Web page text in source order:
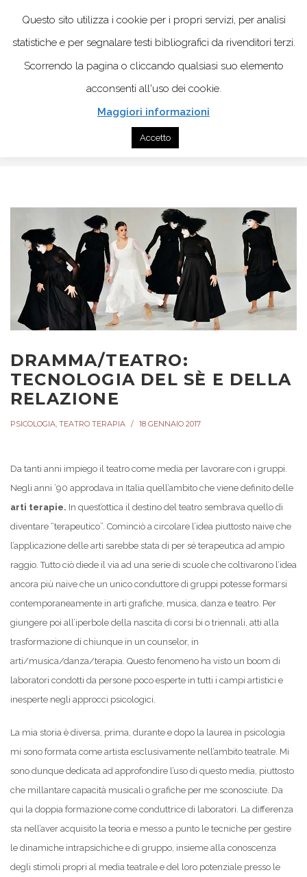
Dramma/teatro: tecnologia del sè e della relazione
DRAMMA/TEATRO:
TECNOLOGIA DEL SÈ E DELLA
RELAZIONE
PSICOLOGIA, TEATRO TERAPIA 18 GENNAIO 2017
Da tanti anni impiego il teatro come media per lavorare con i gruppi.
Negli anni ’90 approdava in Italia quell’ambito che viene definito delle
arti terapie. In quest’ottica il destino del teatro sembrava quello di
diventare “terapeutico”. Cominciò a circolare l’idea piuttosto naive che
l’applicazione delle arti sarebbe stata di per sé terapeutica ad ampio
raggio. Tutto ciò diede il via ad una serie di scuole che coltivarono l’idea
ancora più naive che un unico conduttore di gruppi potesse formarsi
contemporaneamente in arti grafiche, musica, danza e teatro. Per
giungere poi all’iperbole della nascita di corsi bi o triennali, atti alla
trasformazione di chiunque in un counselor, in
arti/musica/danza/terapia. Questo fenomeno ha visto un boom di
laboratori condotti da persone poco esperte in tutti i campi artistici e
inesperte negli approcci psicologici.
La mia storia è diversa, prima, durante e dopo la laurea in psicologia
mi sono formata come artista esclusivamente nell’ambito teatrale. Mi
sono dunque dedicata ad approfondire l’uso di questo media, piuttosto
che millantare capacità musicali o grafiche per me sconosciute. Da
qui la doppia formazione come conduttrice di laboratori. La differenza
sta nell’aver acquisito la teoria e messo a punto le tecniche per gestire
le dinamiche intrapsichiche e di gruppo, insieme alla conoscenza
degli stimoli propri al media teatrale e del loro potenziale presso le
Questo sito utilizza i cookie per i propri servizi, per analisi
statistiche e per segnalare testi bibliografici da rivenditori terzi.
Scorrendo la pagina o cliccando qualsiasi suo elemento
acconsenti all'uso dei cookie.
Maggiori informazioni
Accetto